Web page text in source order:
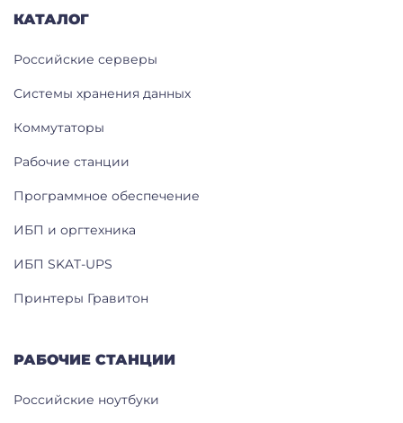
КАТАЛОГ
Российские серверы
Системы хранения данных
Коммутаторы
Рабочие станции
Программное обеспечение
ИБП и оргтехника
ИБП SKAT-UPS
Принтеры Гравитон
РАБОЧИЕ СТАНЦИИ
Российские ноутбуки